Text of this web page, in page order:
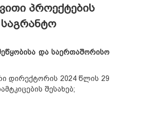
პროექტების
და საერთაშორისო
დირექტორის 2024 წლის 29
შესახებ;